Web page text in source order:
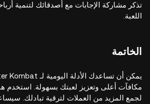
تذكر مشاركة الإجابات مع أصدقائك لتنمية
اللعبة.
الخاتمة
مكافآت أعلى وتعزيز لعبتك بسهولة. استخدم
لجمع المزيد من العملات لترقية تبادلك.